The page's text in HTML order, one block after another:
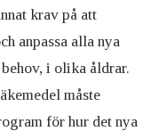
krav på att
anpassa alla nya
i olika åldrar.
måste
för hur det nya